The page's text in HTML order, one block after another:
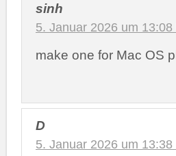
sinh
5. Januar 2026 um 13:08
make one for Mac OS
D
5. Januar 2026 um 13:38